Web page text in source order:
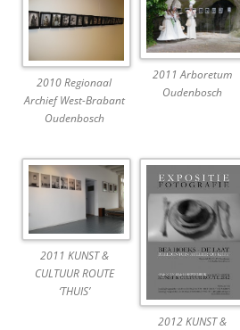
2010 Regionaal
Archief West-Brabant
Oudenbosch
2011 Arboretum
Oudenbosch
2011 KUNST &
CULTUUR ROUTE
‘THUIS’
2012 KUNST &